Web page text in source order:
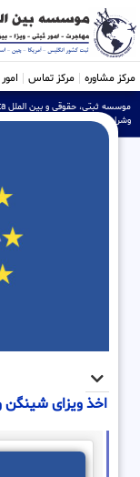
مرکز مشاوره مرکز تماس
موسسه ثبتی، حقوقی و بین الملل Sabtta
وشرایط آن
اخذ ویزای شینگن